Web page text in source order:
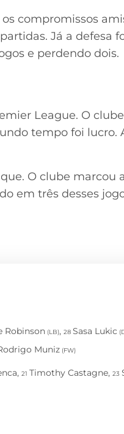
compromissos
Já a defesa
e perdendo dois.
League. O
tempo foi lucro.
O clube marcou
em três desses